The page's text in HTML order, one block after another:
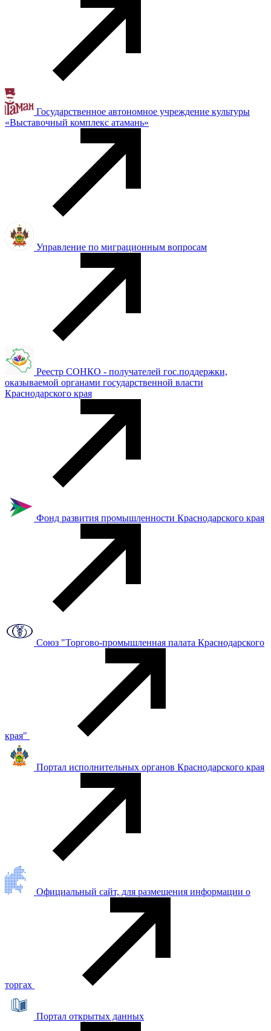
Государственное автономное учреждение культуры
«Выставочный комплекс атамань»
Управление по миграционным вопросам
Реестр СОНКО - получателей гос.поддержки,
оказываемой органами государственной власти
Краснодарского края
Фонд развития промышленности Краснодарского края
Союз "Торгово-промышленная палата Краснодарского
края"
Портал исполнительных органов Краснодарского края
Официальный сайт, для размещения информации о
торгах
Портал открытых данных